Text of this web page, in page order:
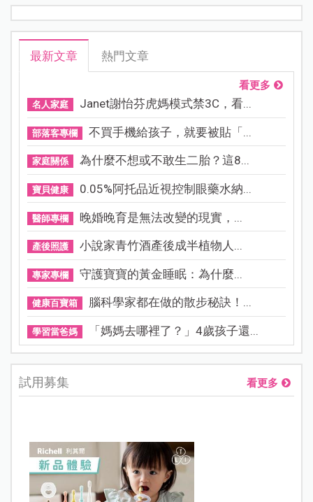
最新文章 熱門文章
看更多
名人家庭 Janet謝怡芬虎媽模式禁3C，看...
部落客專欄 不買手機給孩子，就要被貼「...
家庭關係 為什麼不想或不敢生二胎？這8...
寶貝健康 0.05%阿托品近視控制眼藥水納...
醫師專欄 晚婚晚育是無法改變的現實，...
產後照護 小說家青竹酒產後成半植物人...
專家專欄 守護寶寶的黃金睡眠：為什麼...
健康百寶箱 腦科學家都在做的散步秘訣！...
學習當爸媽 「媽媽去哪裡了？」4歲孩子還...
試用募集 看更多